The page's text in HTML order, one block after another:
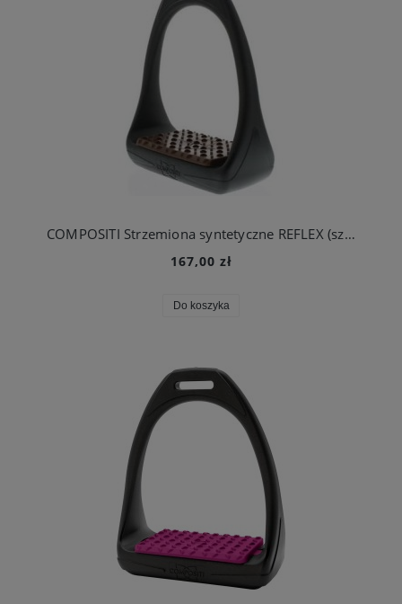
COMPOSITI Strzemiona syntetyczne REFLEX (szeroka stopka), czarno-brązowe
167,00 zł
Do koszyka